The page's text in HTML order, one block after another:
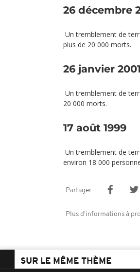
26 décembre
Un tremblement de
plus de 20 000 morts.
26 janvier 2001
Un tremblement de
20 000 morts.
17 août 1999
Un tremblement de
environ 18 000
Partager
Plus d'informations à
SUR LE MÊME THÈME